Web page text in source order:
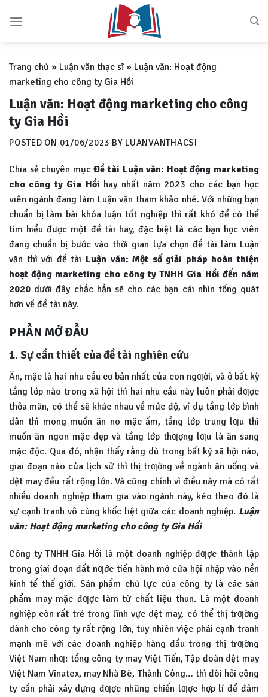
Trang chủ » Luận văn thạc sĩ» Luận văn: Hoạt động
marketing cho công ty Gia Hồi
Luận văn: Hoạt động marketing cho công
ty Gia Hồi
POSTED ON 01/06/2023 BY LUANVANTHACSI
Chia sẻ chuyên mụcĐề tài Luận văn: Hoạt động marketing
cho công ty Gia Hồi hay nhất năm 2023 cho các bạn học
viên ngành đang làm Luận văn tham khảo nhé. Với những bạn
chuẩn bị làm bài khóa luận tốt nghiệp thì rất khó để có thể
tìm hiểu được một đề tài hay, đặc biệt là các bạn học viên
đang chuẩn bị bước vào thời gian lựa chọn đề tài làm Luận
văn thì với đề tài Luận văn:Một số giải pháp hoàn thiện
hoạt động marketing cho công ty TNHH Gia Hồi đến năm
2020 dưới đây chắc hẳn sẽ cho các bạn cái nhìn tổng quát
hơn về đề tài này.
PHẦN MỞ ĐẦU
1. Sự cần thiết của đề tài nghiên cứu
Ăn, mặc là hai nhu cầu cơ bản nhất của con ngƣời, và ở bất kỳ
tầng lớp nào trong xã hội thì hai nhu cầu này luôn phải đƣợc
thỏa mãn, có thể sẽ khác nhau về mức độ, ví dụ tầng lớp bình
dân thì mong muốn ăn no mặc ấm, tầng lớp trung lƣu thì
muốn ăn ngon mặc đẹp và tầng lớp thƣợng lƣu là ăn sang
mặc độc. Qua đó, nhận thấy rằng dù trong bất kỳ xã hội nào,
giai đoạn nào của lịch sử thì thị trƣờng về ngành ăn uống và
dệt may đều rất rộng lớn. Và cũng chính vì điều này mà có rất
nhiều doanh nghiệp tham gia vào ngành này, kéo theo đó là
sự cạnh tranh vô cùng khốc liệt giữa các doanh nghiệp. Luận
văn: Hoạt động marketing cho công ty Gia Hồi
Công ty TNHH Gia Hồi là một doanh nghiệp đƣợc thành lập
trong giai đoạn đất nƣớc tiến hành mở cửa hội nhập vào nền
kinh tế thế giới. Sản phẩm chủ lực của công ty là các sản
phẩm may mặc đƣợc làm từ chất liệu thun. Là một doanh
nghiệp còn rất trẻ trong lĩnh vực dệt may, có thể thị trƣờng
dành cho công ty rất rộng lớn, tuy nhiên việc phải cạnh tranh
mạnh mẽ với các doanh nghiệp hàng đầu trong thị trƣờng
Việt Nam nhƣ: tổng công ty may Việt Tiến, Tập đoàn dệt may
Việt Nam Vinatex, may Nhà Bè, Thành Công… thì đòi hỏi công
ty cần phải xây dựng đƣợc những chiến lƣợc hợp lí để đảm